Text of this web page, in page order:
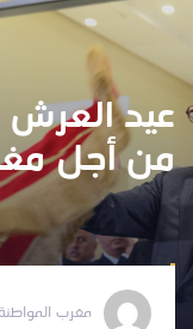
عيد العرش
من أجل
مغرب